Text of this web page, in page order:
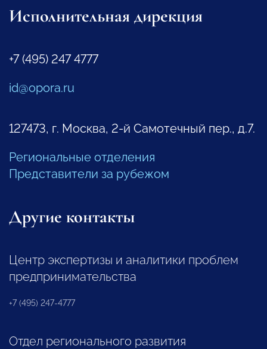
Исполнительная дирекция
+7 (495) 247 4777
id@opora.ru
127473, г. Москва, 2-й Самотечный пер., д.7.
Региональные отделения
Представители за рубежом
Другие контакты
Центр экспертизы и аналитики проблем
предпринимательства
+7 (495) 247-4777
Отдел регионального развития